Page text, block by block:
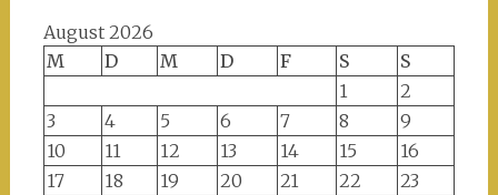
August 2026
M
D M D F S
S
1
2
3
4 5 6 7 8
9
10
11 12 13 14 15
16
17
18 19 20 21 22
23